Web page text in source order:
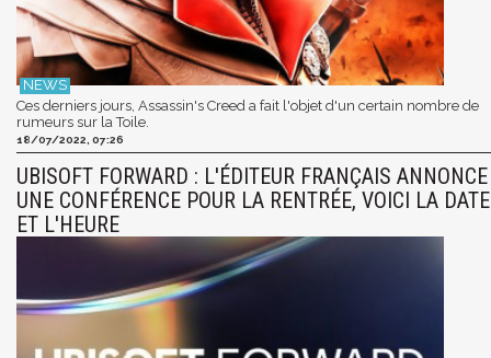
Ces derniers jours, Assassin's Creed a fait l'objet d'un certain nombre de
rumeurs sur la Toile.
18/07/2022, 07:26
UBISOFT FORWARD : L'ÉDITEUR FRANÇAIS ANNONCE
UNE CONFÉRENCE POUR LA RENTRÉE, VOICI LA DATE
ET L'HEURE